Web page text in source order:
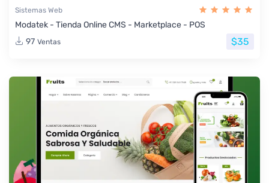
Sistemas Web
Modatek - Tienda Online CMS - Marketplace - POS
97 Ventas $35